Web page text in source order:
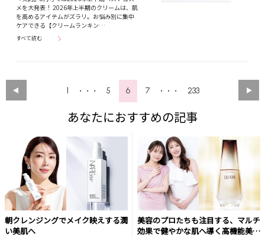
メを大発表！ 2026年上半期のクリームは、肌
を高めるアイテムがズラリ。お悩み別に集中
ケアできる【クリームランキン…
すべて読む
1 ・・・ 5 6 7 ・・・ 233
あなたにおすすめの記事
朝クレンジングでメイク映えする潤
い美肌へ
美容のプロたちも注目する、マルチ
効果で健やかな肌へ導く高機能美容